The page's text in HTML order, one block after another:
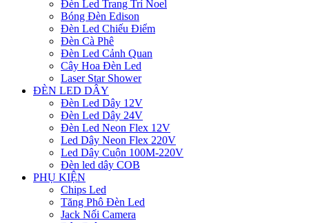
Đèn Led Trang Trí Noel
Bóng Đèn Edison
Đèn Led Chiếu Điểm
Đèn Cà Phê
Đèn Led Cảnh Quan
Cây Hoa Đèn Led
Laser Star Shower
ĐÈN LED DÂY
Đèn Led Dây 12V
Đèn Led Dây 24V
Đèn Led Neon Flex 12V
Led Dây Neon Flex 220V
Led Dây Cuộn 100M-220V
Đèn led dây COB
PHỤ KIỆN
Chips Led
Tăng Phô Đèn Led
Jack Nối Camera